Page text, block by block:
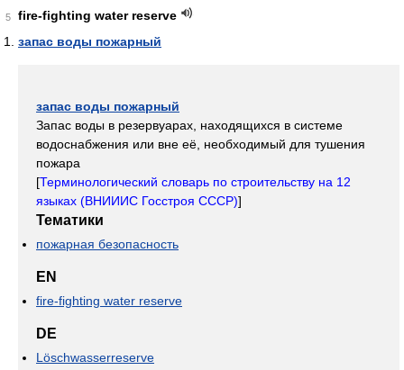
5
fire-fighting water reserve
запас воды пожарный
запас воды пожарный
Запас воды в резервуарах, находящихся в системе
водоснабжения или вне её, необходимый для тушения
пожара
[Терминологический словарь по строительству на 12
языках (ВНИИИС Госстроя СССР)]
Тематики
пожарная безопасность
EN
fire-fighting water reserve
DE
Löschwasserreserve